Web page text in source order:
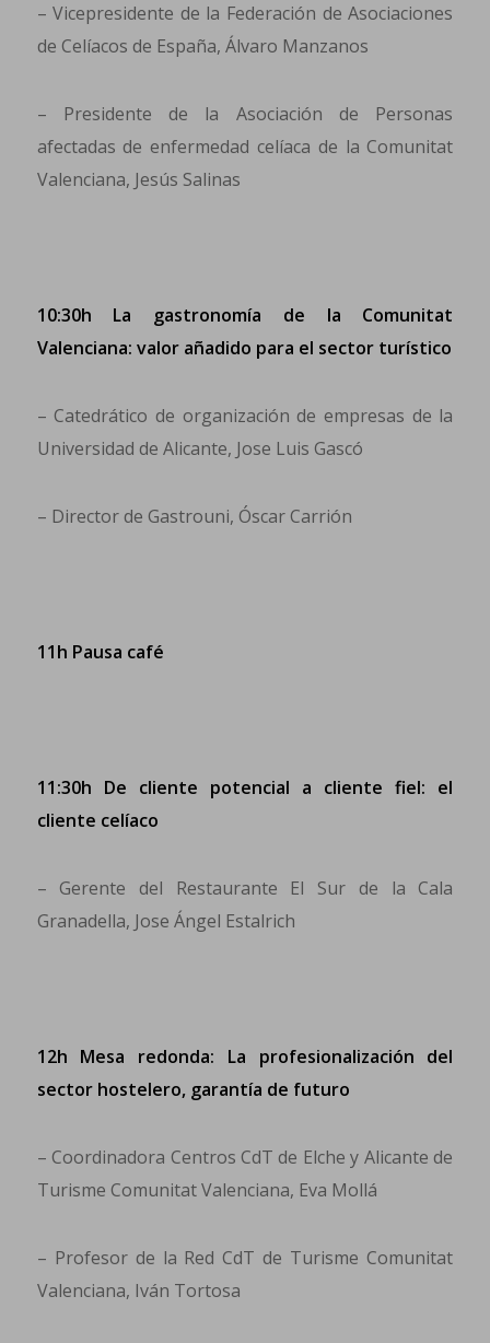
– Vicepresidente de la Federación de Asociaciones
de Celíacos de España, Álvaro Manzanos
– Presidente de la Asociación de Personas
afectadas de enfermedad celíaca de la Comunitat
Valenciana, Jesús Salinas
10:30h La gastronomía de la Comunitat
Valenciana: valor añadido para el sector turístico
– Catedrático de organización de empresas de la
Universidad de Alicante, Jose Luis Gascó
– Director de Gastrouni, Óscar Carrión
11h Pausa café
11:30h De cliente potencial a cliente fiel: el
cliente celíaco
– Gerente del Restaurante El Sur de la Cala
Granadella, Jose Ángel Estalrich
12h Mesa redonda: La profesionalización del
sector hostelero, garantía de futuro
– Coordinadora Centros CdT de Elche y Alicante de
Turisme Comunitat Valenciana, Eva Mollá
– Profesor de la Red CdT de Turisme Comunitat
Valenciana, Iván Tortosa